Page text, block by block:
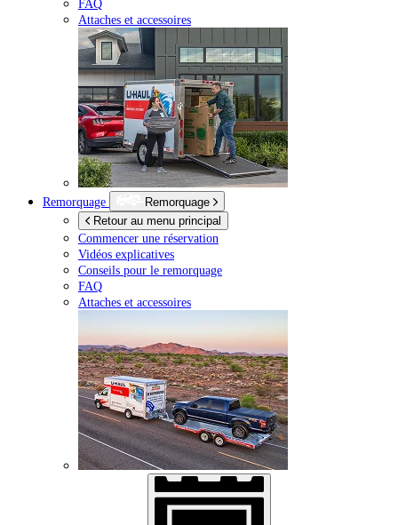
FAQ
Attaches et accessoires
Remorquage
Remorquage
Retour au menu principal
Commencer une réservation
Vidéos explicatives
Conseils pour le remorquage
FAQ
Attaches et accessoires